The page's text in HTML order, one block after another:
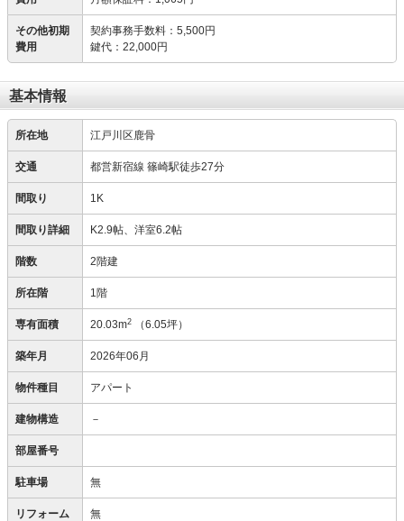
その他初期
費用
契約事務手数料 ： 5,500円
鍵代 ： 22,000円
基本情報
所在地 江戸川区鹿骨
交通 都営新宿線 篠崎駅徒歩27分
間取り 1K
間取り詳細 K2.9帖、洋室6.2帖
階数 2階建
所在階 1階
専有面積 20.03m2 （6.05坪）
築年月 2026年06月
物件種目 アパート
建物構造 －
部屋番号
駐車場 無
リフォーム 無